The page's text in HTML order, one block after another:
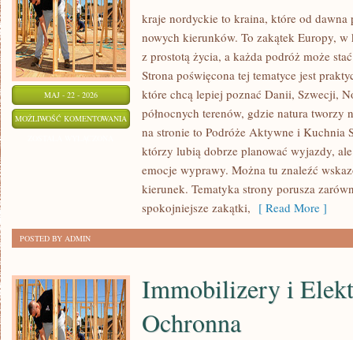
MAJ - 22 - 2026
MOŻLIWOŚĆ KOMENTOWANIA LEGENDY
MITOLOGIA
kraje nordyckie to kraina, które od dawna
nowych kierunków. To zakątek Europy,
z prostotą życia, a każda podróż może
Strona poświęcona tej tematyce jest
które chcą lepiej poznać Danii, Szwecji,
północnych terenów, gdzie natura tworzy
na stronie to Podróże Aktywne i Kuchnia
którzy lubią dobrze planować wyjazdy,
emocje wyprawy. Można tu znaleźć
kierunek. Tematyka strony porusza
spokojniejsze zakątki, [ Read More ]
POSTED BY ADMIN
Immobilizery i
Ochronna